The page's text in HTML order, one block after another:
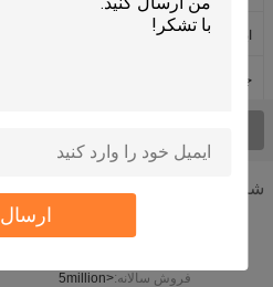
ارسال
ابزارهای فولاد ضد زنگ آشپزخانه
جوشکاری قاب های آلومینیومی
شرکت اطلاعات
فروش سالانه:<5million